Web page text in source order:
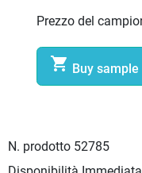
Prezzo del
 Buy sample
N. prodotto 52785